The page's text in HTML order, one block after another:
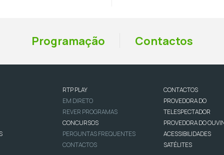
Programação Contactos
RTP PLAY
EM DIRETO
REVER PROGRAMAS
CONCURSOS
PERGUNTAS FREQUENTES
CONTACTOS
CONTACTOS
PROVEDORA DO
TELESPECTADOR
PROVEDORA DO
ACESSIBILIDADES
SATÉLITES